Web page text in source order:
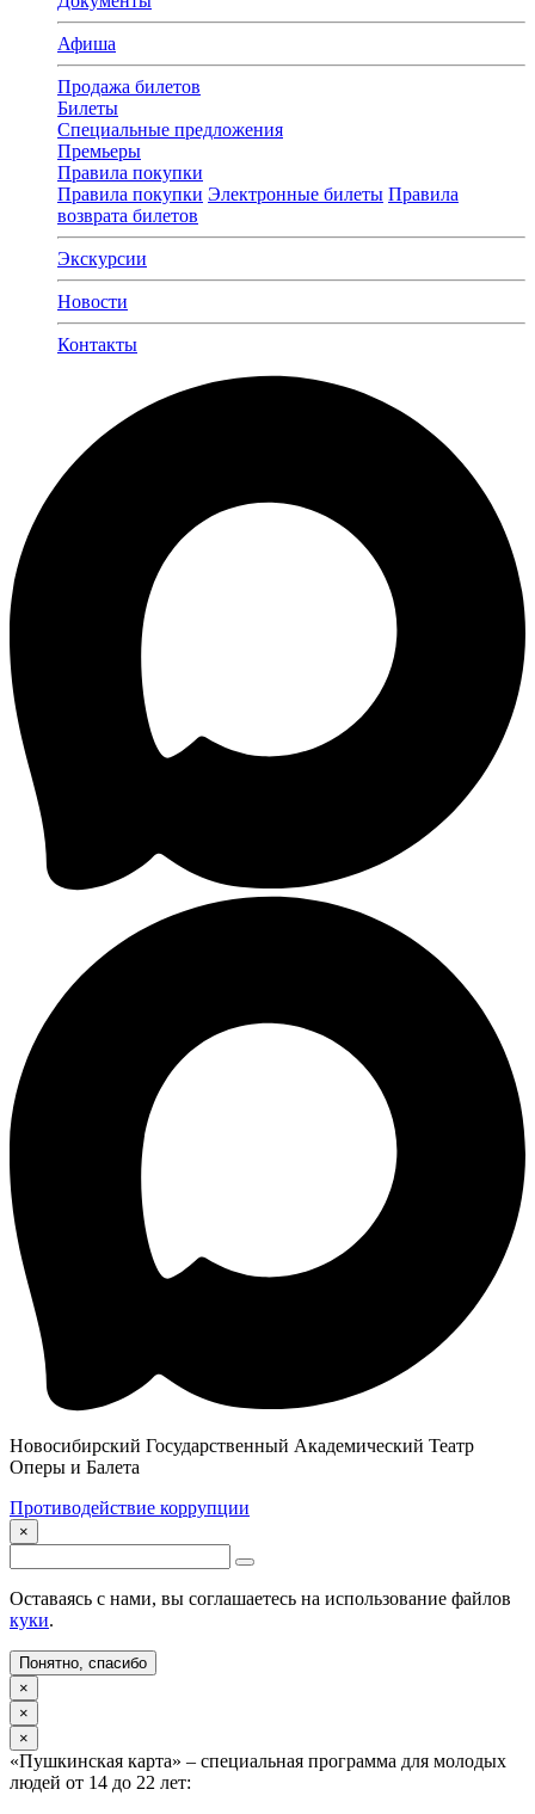
Афиша
Продажа билетов
Билеты
Специальные предложения
Премьеры
Правила покупки
Правила покупки Электронные билеты Правила
возврата билетов
Экскурсии
Новости
Контакты
Новосибирский Государственный Академический Театр
Оперы и Балета
Противодействие коррупции
×
Оставаясь с нами, вы соглашаетесь на использование файлов
куки.
Понятно, спасибо
×
×
×
«Пушкинская карта» – специальная программа для молодых
людей от 14 до 22 лет: